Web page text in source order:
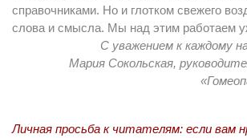
справочниками. Но и глотком свежего
слова и смысла. Мы над этим работаем
С уважением к каждому
Мария Сокольская,
Личная просьба к читателям: если вам